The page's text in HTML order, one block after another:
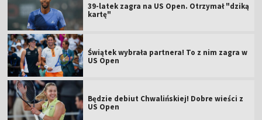
39-latek zagra na US Open. Otrzymał "dziką
kartę"
Świątek wybrała partnera! To z nim zagra w
US Open
Będzie debiut Chwalińskiej! Dobre wieści z
US Open